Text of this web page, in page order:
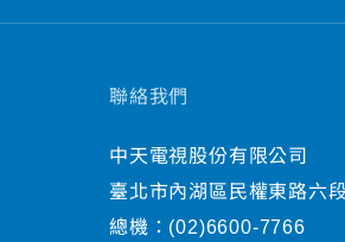
聯絡我們
中天電視股份有限公司
臺北市內湖區民權東路六
總機： (02)6600-7766